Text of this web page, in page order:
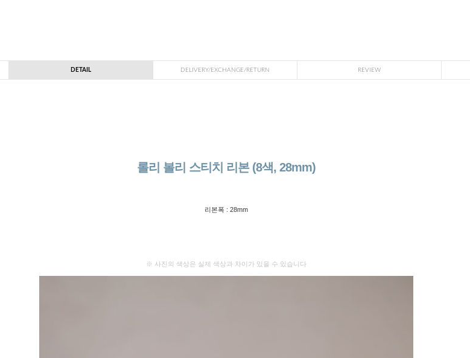
DETAIL DELIVERY/EXCHANGE/RETURN REVIEW
롤리 볼리 스티치 리본 (8색, 28mm)
리본폭 : 28mm
※ 사진의 색상은 실제 색상과 차이가 있을 수 있습니다